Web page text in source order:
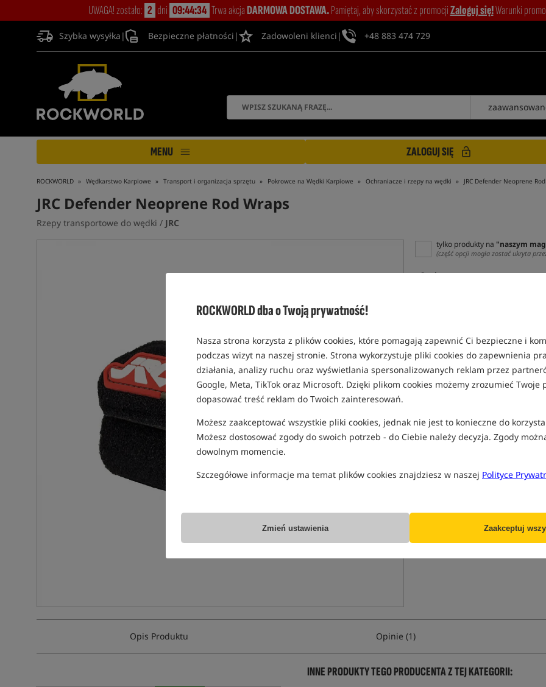
ROCKWORLD dba o Twoją prywatność!
Nasza strona korzysta z plików cookies, które pomagają zapewnić Ci bezpieczne i
podczas wizyt na naszej stronie. Strona wykorzystuje pliki cookies do zapewnienia
działania, analizy ruchu oraz wyświetlania spersonalizowanych reklam przez
Google, Meta, TikTok oraz Microsoft. Dzięki plikom cookies możemy zrozumieć Twoje
dopasować treść reklam do Twoich zainteresowań.
Możesz zaakceptować wszystkie pliki cookies, jednak nie jest to konieczne do
Możesz dostosować zgody do swoich potrzeb - do Ciebie należy decyzja. Zgody
dowolnym momencie.
Szczegółowe informacje ma temat plików cookies znajdziesz w naszej Polityce
Zmień ustawienia Zaakceptuj
UWAGA! zostało: 2 dni 09:44:34 Trwa akcjaDARMOWA DOSTAWA.Pamiętaj, aby skorzystać z promocjiZaloguj się!Warunki
Szybka wysyłka | Bezpieczne płatności | Zadowoleni klienci | +48 883 474 729
MENU ZALOGUJ SIĘ
ROCKWORLD Wędkarstwo Karpiowe Transport i organizacja sprzętu Pokrowce na Wędki Karpiowe Ochraniacze i rzepy na wędki JRC Defender Neoprene
JRC Defender Neoprene Rod Wraps
Rzepy transportowe do wędki / JRC
tylko produkty na "naszym
(część opcji mogła zostać ukryta
Opcja
Opis Produktu Opinie (1)
INNE PRODUKTY TEGO PRODUCENTA Z TEJ KATEGORII: